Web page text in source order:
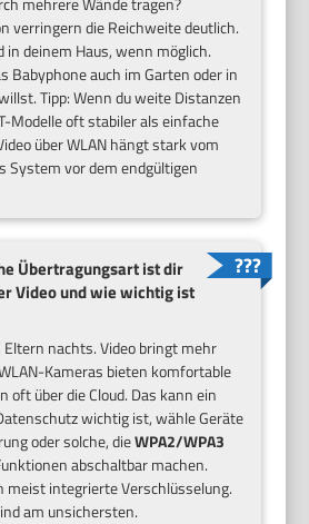
verringern die Reichweite deutlich.
in deinem Haus, wenn möglich.
Babyphone auch im Garten oder in
Tipp: Wenn du weite Distanzen
Modelle oft stabiler als einfache
über WLAN hängt stark vom
System vor dem endgültigen
Übertragungsart ist dir
Video und wie wichtig ist
Eltern nachts. Video bringt mehr
Kameras bieten komfortable
oft über die Cloud. Das kann ein
wichtig ist, wähle Geräte
oder solche, dieWPA2/WPA3
abschaltbar machen.
meist integrierte Verschlüsselung.
am unsichersten.